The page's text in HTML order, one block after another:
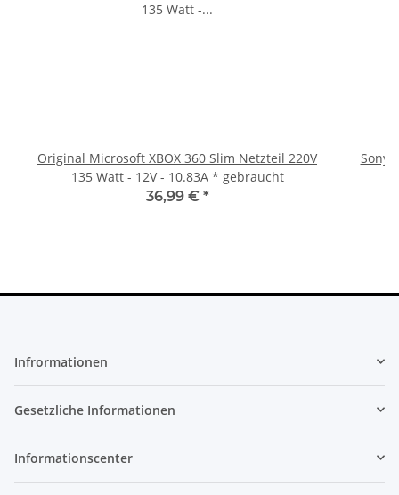
Original Microsoft XBOX 360 Slim Netzteil 220V
135 Watt - 12V - 10.83A * gebraucht
36,99 € *
Sony
Infrormationen
Gesetzliche Informationen
Informationscenter